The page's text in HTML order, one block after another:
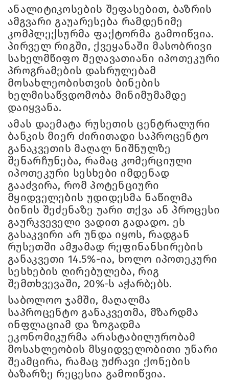
ანალიტიკოსების შეფასებით, ბაზრის
ამგვარი გაუარესება რამდენიმე
კომპლექსურმა ფაქტორმა გამოიწვია.
პირველ რიგში, ქვეყანაში მასობრივი
სახელმწიფო შეღავათიანი იპოთეკური
პროგრამების დასრულებამ
მოსახლეობისთვის ბინების
ხელმისაწვდომობა მინიმუმამდე
დაიყვანა.
ამას დაემატა რუსეთის ცენტრალური
ბანკის მიერ ძირითადი საპროცენტო
განაკვეთის მაღალ ნიშნულზე
შენარჩუნება, რამაც კომერციული
იპოთეკური სესხები იმდენად
გააძვირა, რომ პოტენციური
მყიდველების უდიდესმა ნაწილმა
ბინის შეძენაზე უარი თქვა ან პროცესი
გაურკვეველი ვადით გადადო. ეს
გასაკვირი არ უნდა იყოს, რადგან
რუსეთში ამჟამად რეფინანსირების
განაკვეთი 14.5%-ია, ხოლო იპოთეკური
სესხების ღირებულება, რიგ
შემთხვევაში, 20%-ს აჭარბებს.
საბოლოო ჯამში, მაღალმა
საპროცენტო განაკვეთმა, მზარდმა
ინფლაციამ და ზოგადმა
ეკონომიკურმა არასტაბილურობამ
მოსახლეობის მსყიდველობითი უნარი
შეამცირა, რამაც უძრავი ქონების
ბაზარზე რეცესია გამოიწვია.